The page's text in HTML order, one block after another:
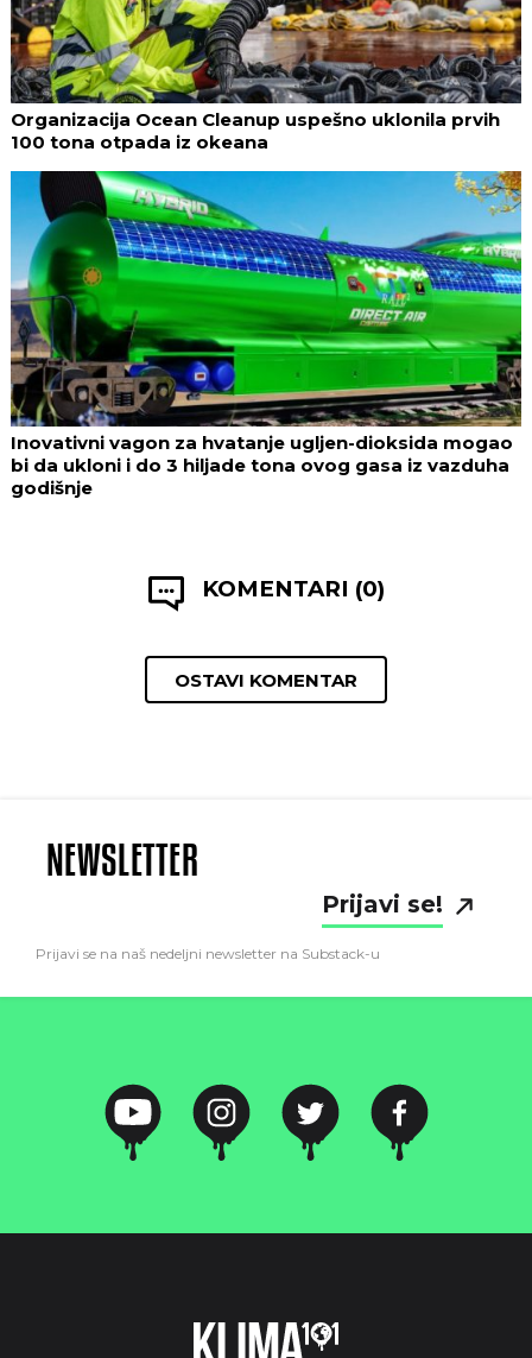
Organizacija Ocean Cleanup uspešno uklonila prvih
100 tona otpada iz okeana
Inovativni vagon za hvatanje ugljen-dioksida mogao
bi da ukloni i do 3 hiljade tona ovog gasa iz vazduha
godišnje
KOMENTARI (0)
OSTAVI KOMENTAR
NEWSLETTER
Prijavi se!
Prijavi se na naš nedeljni newsletter na Substack-u